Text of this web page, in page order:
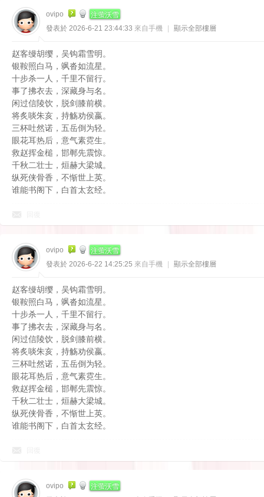
ovipo 注萤沃雪
發表於 2026-6-21 23:44:33 來自手機 顯示全部樓層
赵客缦胡缨，吴钩霜雪明。
银鞍照白马，飒沓如流星。
十步杀一人，千里不留行。
事了拂衣去，深藏身与名。
闲过信陵饮，脱剑膝前横。
将炙啖朱亥，持觞劝侯嬴。
三杯吐然诺，五岳倒为轻。
眼花耳热后，意气素霓生。
救赵挥金槌，邯郸先震惊。
千秋二壮士，烜赫大梁城。
纵死侠骨香，不惭世上英。
谁能书阁下，白首太玄经。
ovipo 注萤沃雪
發表於 2026-6-22 14:25:25 來自手機 顯示全部樓層
赵客缦胡缨，吴钩霜雪明。
银鞍照白马，飒沓如流星。
十步杀一人，千里不留行。
事了拂衣去，深藏身与名。
闲过信陵饮，脱剑膝前横。
将炙啖朱亥，持觞劝侯嬴。
三杯吐然诺，五岳倒为轻。
眼花耳热后，意气素霓生。
救赵挥金槌，邯郸先震惊。
千秋二壮士，烜赫大梁城。
纵死侠骨香，不惭世上英。
谁能书阁下，白首太玄经。
ovipo 注萤沃雪